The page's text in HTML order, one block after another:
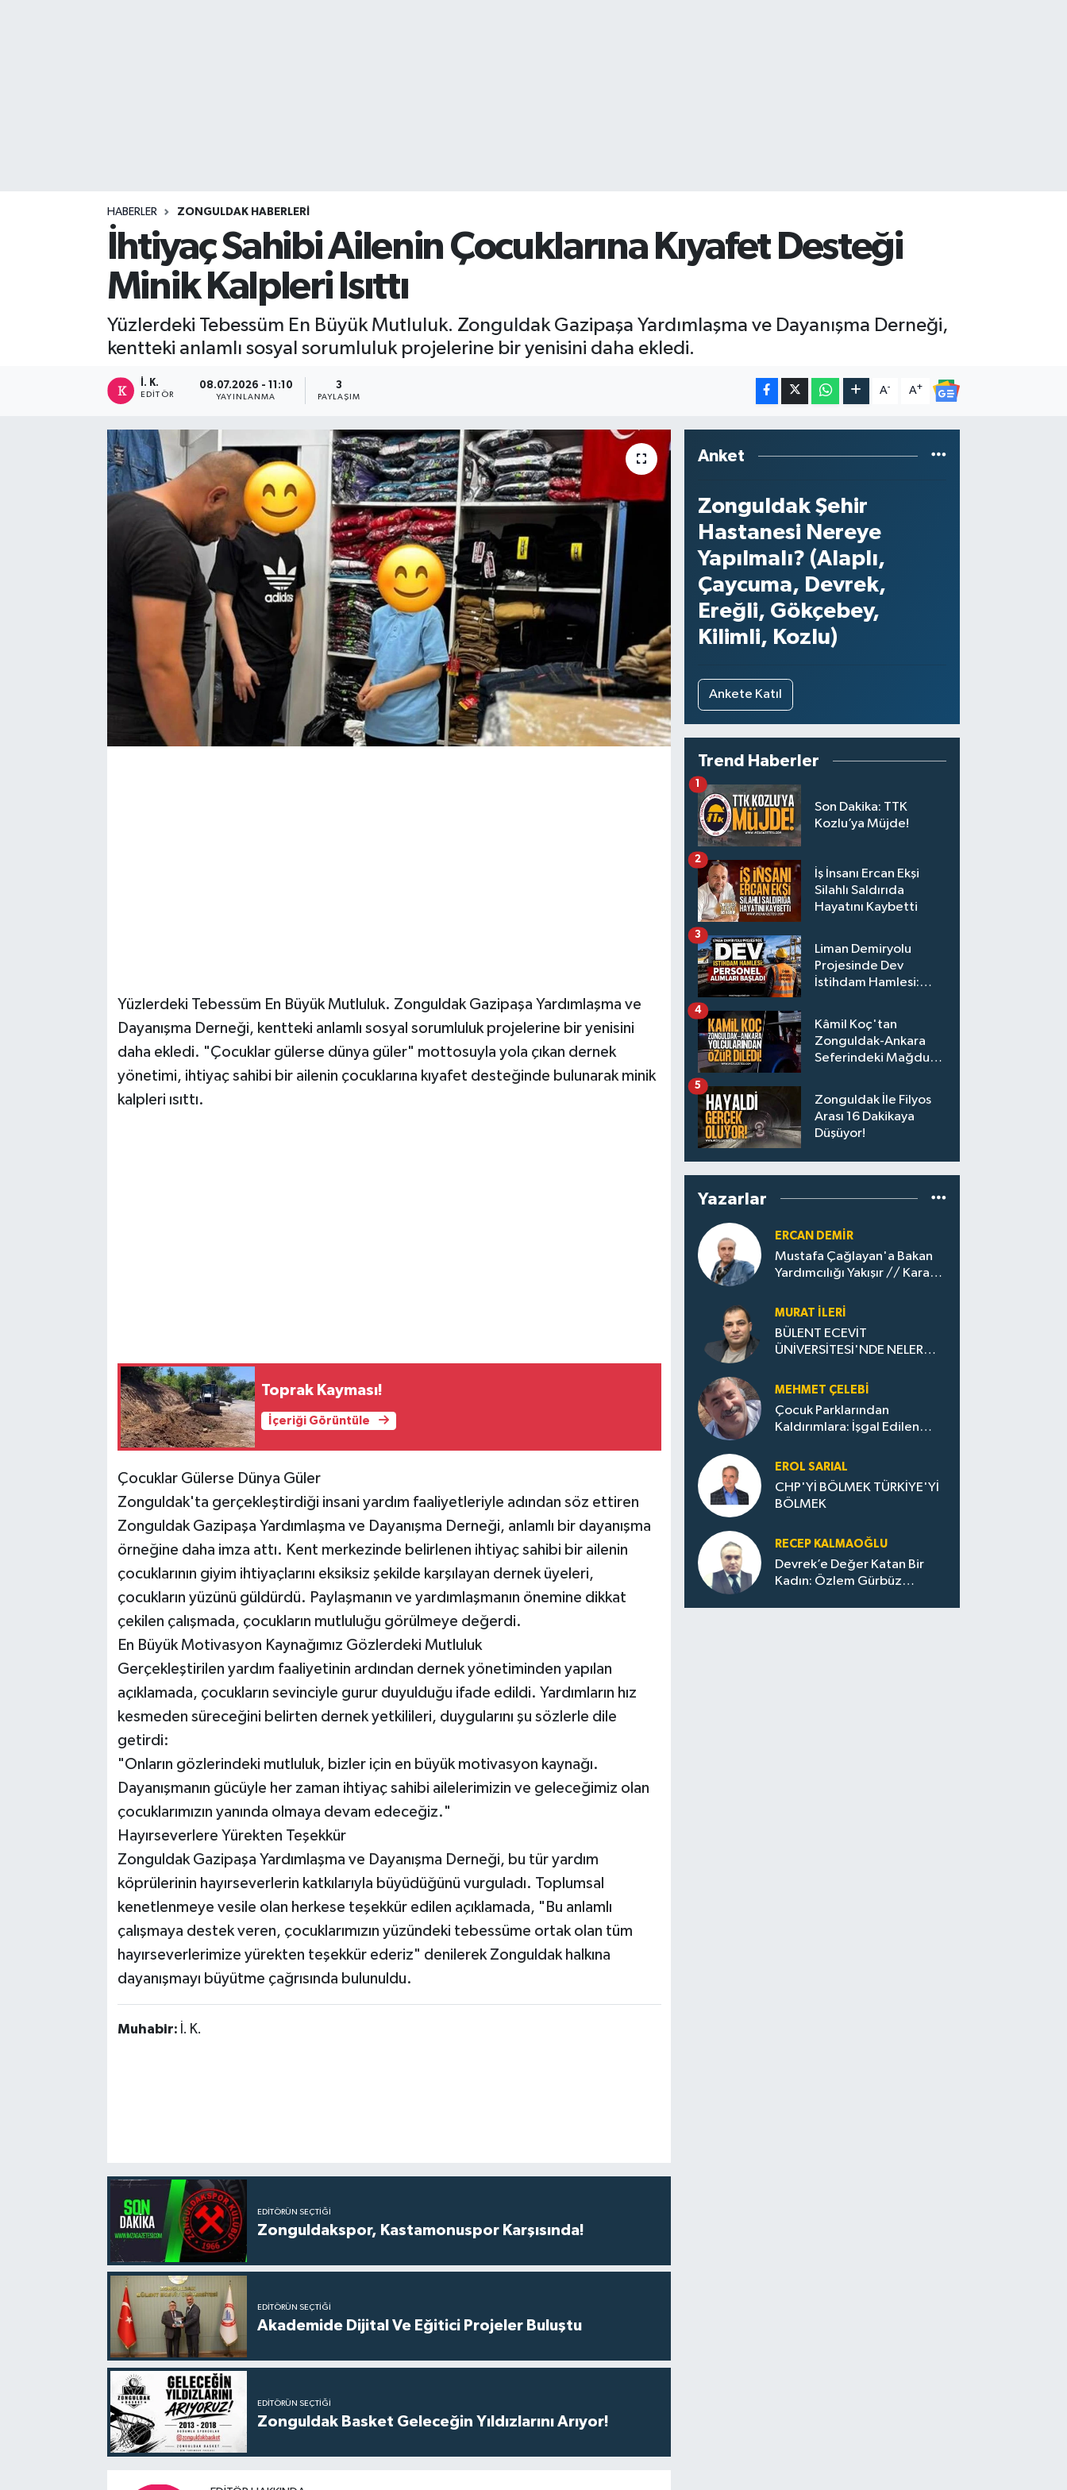
HABERLER ZONGULDAK HABERLERI
İhtiyaç Sahibi Ailenin Çocuklarına Kıyafet Desteği
Minik Kalpleri Isıttı
Yüzlerdeki Tebessüm En Büyük Mutluluk. Zonguldak Gazipaşa Yardımlaşma ve Dayanışma Derneği,
kentteki anlamlı sosyal sorumluluk projelerine bir yenisini daha ekledi.
İ. K.
EDITÖR
08.07.2026 - 11:10
YAYINLANMA
3
PAYLAŞIM
A- A+
Yüzlerdeki Tebessüm En Büyük Mutluluk. Zonguldak Gazipaşa Yardımlaşma ve
Dayanışma Derneği, kentteki anlamlı sosyal sorumluluk projelerine bir yenisini
daha ekledi. "Çocuklar gülerse dünya güler" mottosuyla yola çıkan dernek
yönetimi, ihtiyaç sahibi bir ailenin çocuklarına kıyafet desteğinde bulunarak minik
kalpleri ısıttı.
Toprak Kayması!
İçeriği Görüntüle
​Çocuklar Gülerse Dünya Güler
​Zonguldak'ta gerçekleştirdiği insani yardım faaliyetleriyle adından söz ettiren
Zonguldak Gazipaşa Yardımlaşma ve Dayanışma Derneği, anlamlı bir dayanışma
örneğine daha imza attı. Kent merkezinde belirlenen ihtiyaç sahibi bir ailenin
çocuklarının giyim ihtiyaçlarını eksiksiz şekilde karşılayan dernek üyeleri,
çocukların yüzünü güldürdü. Paylaşmanın ve yardımlaşmanın önemine dikkat
çekilen çalışmada, çocukların mutluluğu görülmeye değerdi.
​En Büyük Motivasyon Kaynağımız Gözlerdeki Mutluluk
​Gerçekleştirilen yardım faaliyetinin ardından dernek yönetiminden yapılan
açıklamada, çocukların sevinciyle gurur duyulduğu ifade edildi. Yardımların hız
kesmeden süreceğini belirten dernek yetkilileri, duygularını şu sözlerle dile
getirdi:
​"Onların gözlerindeki mutluluk, bizler için en büyük motivasyon kaynağı.
Dayanışmanın gücüyle her zaman ihtiyaç sahibi ailelerimizin ve geleceğimiz olan
çocuklarımızın yanında olmaya devam edeceğiz."
​Hayırseverlere Yürekten Teşekkür
​Zonguldak Gazipaşa Yardımlaşma ve Dayanışma Derneği, bu tür yardım
köprülerinin hayırseverlerin katkılarıyla büyüdüğünü vurguladı. Toplumsal
kenetlenmeye vesile olan herkese teşekkür edilen açıklamada, "Bu anlamlı
çalışmaya destek veren, çocuklarımızın yüzündeki tebessüme ortak olan tüm
hayırseverlerimize yürekten teşekkür ederiz" denilerek Zonguldak halkına
dayanışmayı büyütme çağrısında bulunuldu.
Muhabir: İ. K.
EDITÖRÜN SEÇTIĞI
Zonguldakspor, Kastamonuspor Karşısında!
EDITÖRÜN SEÇTIĞI
Akademide Dijital Ve Eğitici Projeler Buluştu
EDITÖRÜN SEÇTIĞI
Zonguldak Basket Geleceğin Yıldızlarını Arıyor!
Anket
Zonguldak Şehir
Hastanesi Nereye
Yapılmalı? (Alaplı,
Çaycuma, Devrek,
Ereğli, Gökçebey,
Kilimli, Kozlu)
Ankete Katıl
Trend Haberler
Son Dakika: TTK
Kozlu’ya Müjde!
1
İş İnsanı Ercan Ekşi
Silahlı Saldırıda
Hayatını Kaybetti
2
Liman Demiryolu
Projesinde Dev
İstihdam Hamlesi:
3
Kâmil Koç'tan
Zonguldak-Ankara
Seferindeki Mağdur
4
Zonguldak İle Filyos
Arası 16 Dakikaya
Düşüyor!
5
Yazarlar
ERCAN DEMIR
Mustafa Çağlayan'a Bakan
Yardımcılığı Yakışır // ​Kara
Zonguldak'ın Dönüşümü..
MURAT İLERI
BÜLENT ECEVİT
ÜNİVERSİTESİ'NDE NELER
MEHMET ÇELEBI
Çocuk Parklarından
Kaldırımlara: İşgal Edilen
Evler Çöp Dolu
EROL SARIAL
CHP'Yİ BÖLMEK TÜRKİYE'Yİ
BÖLMEK
RECEP KALMAOĞLU
Devrek’e Değer Katan Bir
Kadın: Özlem Gürbüz
KASTAMONU